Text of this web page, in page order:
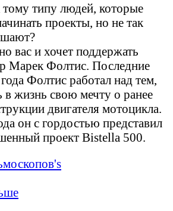
типу людей, которые
проекты, но не так
вас и хочет поддержать
Марек Фолтис. Последние
Фолтис работал над тем,
в жизнь свою мечту о ранее
двигателя мотоцикла.
он с гордостью представил
проект Bistella 500.